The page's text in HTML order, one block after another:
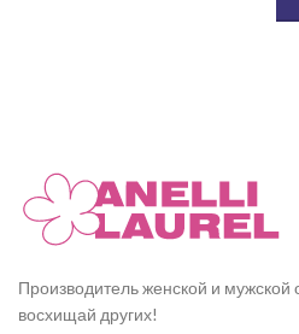
Производитель женской и
восхищай других!